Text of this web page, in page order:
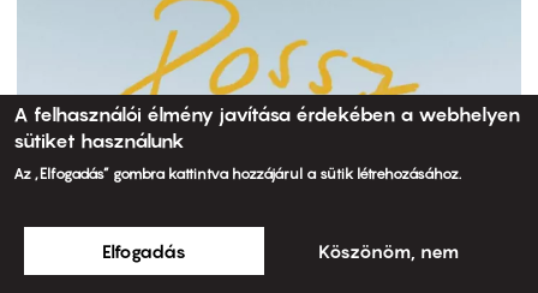
A felhasználói élmény javítása érdekében a webhelyen
sütiket használunk
Az „Elfogadás” gombra kattintva hozzájárul a sütik létrehozásához.
Elfogadás Köszönöm, nem